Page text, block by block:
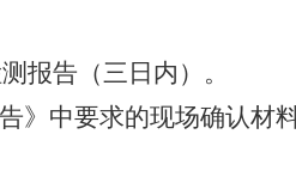
报告（三日内）。
》 中要求的现场确认材料